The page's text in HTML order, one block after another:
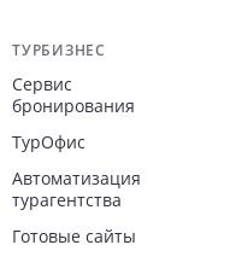
ТУРБИЗНЕС
Сервис
бронирования
ТурОфис
Автоматизация
турагентства
Готовые сайты